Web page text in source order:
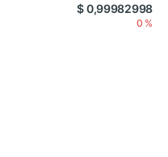
$ 0,99982998
0 %